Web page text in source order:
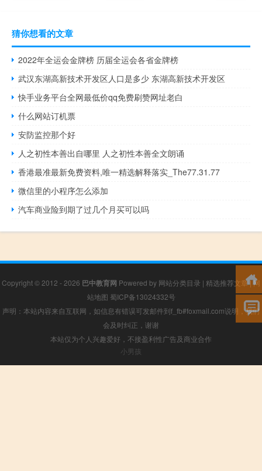
猜你想看的文章
2022年全运会金牌榜 历届全运会各省金牌榜
武汉东湖高新技术开发区人口是多少 东湖高新技术开发区
快手业务平台全网最低价qq免费刷赞网址老白
什么网站订机票
安防监控那个好
人之初性本善出自哪里 人之初性本善全文朗诵
香港最准最新免费资料,唯一精选解释落实_The77.31.77
微信里的小程序怎么添加
汽车商业险到期了过几个月买可以吗
Copyright © 2012 - 2026 巴中教育网 Powered by 网站分类目录 | 精选推荐文章|网
站地图 蜀ICP备13024332号
声明：本站内容来自互联网，如信息有错误可发邮件到f_fb#foxmail.com说明，我们
会及时纠正，谢谢
本站仅为个人兴趣爱好，不接盈利性广告及商业合作
小男孩